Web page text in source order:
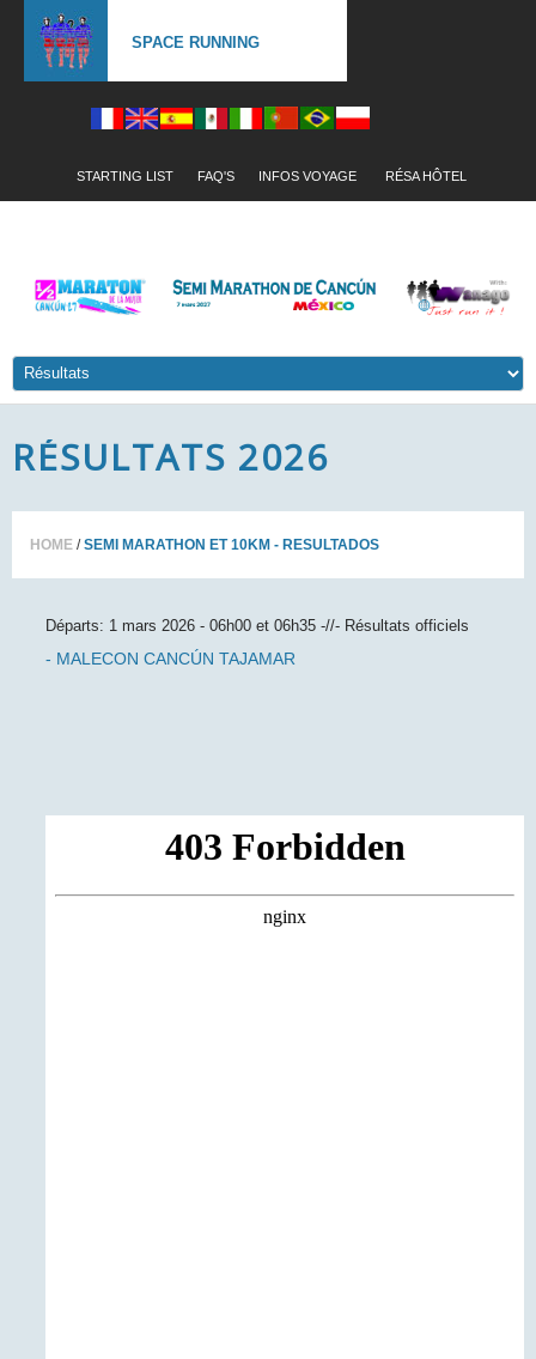
SPACE RUNNING
STARTING LIST FAQ'S INFOS VOYAGE RÉSA HÔTEL
RÉSULTATS 2026
HOME SEMI MARATHON ET 10KM - RESULTADOS
Départs: 1 mars 2026 - 06h00 et 06h35 -//- Résultats officiels
- MALECON CANCÚN TAJAMAR